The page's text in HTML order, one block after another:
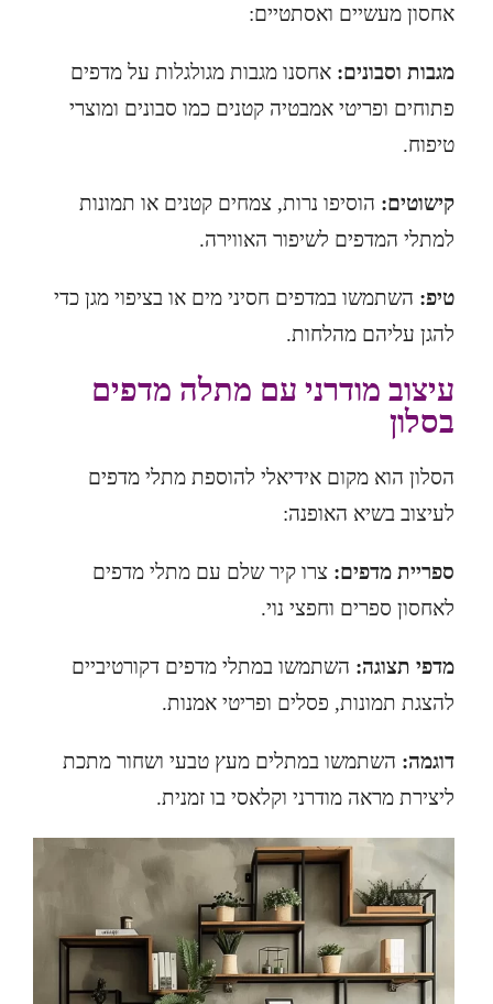
אחסון מעשיים ואסתטיים:
מגבות וסבונים: אחסנו מגבות מגולגלות על מדפים
פתוחים ופריטי אמבטיה קטנים כמו סבונים ומוצרי
טיפוח.
קישוטים: הוסיפו נרות, צמחים קטנים או תמונות
למתלי המדפים לשיפור האווירה.
טיפ: השתמשו במדפים חסיני מים או בציפוי מגן כדי
להגן עליהם מהלחות.
עיצוב מודרני עם מתלה מדפים
בסלון
הסלון הוא מקום אידיאלי להוספת מתלי מדפים
לעיצוב בשיא האופנה:
ספריית מדפים: צרו קיר שלם עם מתלי מדפים
לאחסון ספרים וחפצי נוי.
מדפי תצוגה: השתמשו במתלי מדפים דקורטיביים
להצגת תמונות, פסלים ופריטי אמנות.
דוגמה: השתמשו במתלים מעץ טבעי ושחור מתכת
ליצירת מראה מודרני וקלאסי בו זמנית.